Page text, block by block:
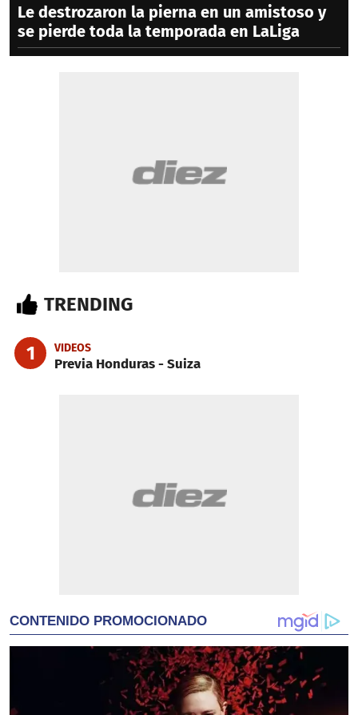
Le destrozaron la pierna en un amistoso y
se pierde toda la temporada en LaLiga
TRENDING
1 VIDEOS
Previa Honduras - Suiza